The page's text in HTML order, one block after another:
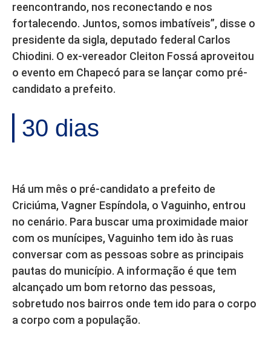
reencontrando, nos reconectando e nos
fortalecendo. Juntos, somos imbatíveis”, disse o
presidente da sigla, deputado federal Carlos
Chiodini. O ex-vereador Cleiton Fossá aproveitou
o evento em Chapecó para se lançar como pré-
candidato a prefeito.
30 dias
Há um mês o pré-candidato a prefeito de
Criciúma, Vagner Espíndola, o Vaguinho, entrou
no cenário. Para buscar uma proximidade maior
com os munícipes, Vaguinho tem ido às ruas
conversar com as pessoas sobre as principais
pautas do município. A informação é que tem
alcançado um bom retorno das pessoas,
sobretudo nos bairros onde tem ido para o corpo
a corpo com a população.